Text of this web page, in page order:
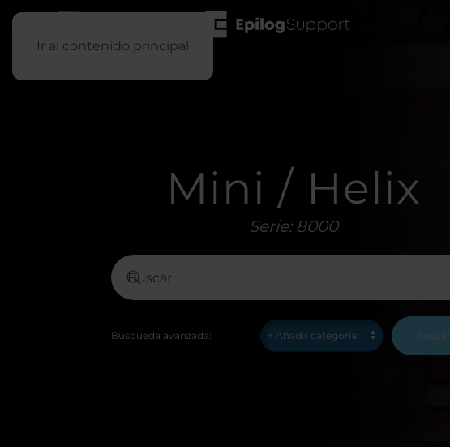
Ir al contenido principal
Mini / Helix
Serie: 8000
Búsqueda avanzada: Buscar